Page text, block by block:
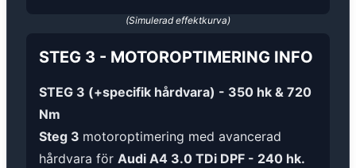
(Simulerad effektkurva)
STEG 3 - MOTOROPTIMERING INFO
STEG 3 (+specifik hårdvara) - 350 hk & 720
Nm
Steg 3 motoroptimering med avancerad
hårdvara för Audi A4 3.0 TDi DPF - 240 hk.